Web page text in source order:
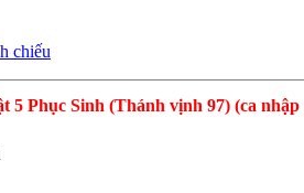
chiếu
5 Phục Sinh (Thánh vịnh 97) (ca nhập